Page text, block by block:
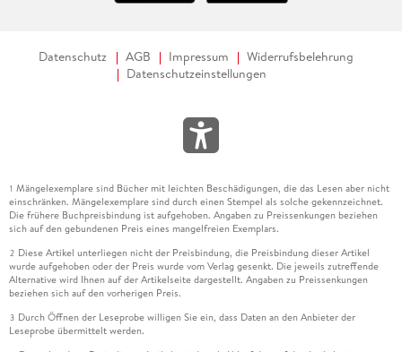
Datenschutz AGB Impressum
Widerrufsbelehrung
Datenschutzeinstellungen
1 Mängelexemplare sind Bücher mit leichten Beschädigungen, die das Lesen aber nicht
einschränken. Mängelexemplare sind durch einen Stempel als solche gekennzeichnet.
Die frühere Buchpreisbindung ist aufgehoben. Angaben zu Preissenkungen beziehen
sich auf den gebundenen Preis eines mangelfreien Exemplars.
2 Diese Artikel unterliegen nicht der Preisbindung, die Preisbindung dieser Artikel
wurde aufgehoben oder der Preis wurde vom Verlag gesenkt. Die jeweils zutreffende
Alternative wird Ihnen auf der Artikelseite dargestellt. Angaben zu Preissenkungen
beziehen sich auf den vorherigen Preis.
3 Durch Öffnen der Leseprobe willigen Sie ein, dass Daten an den Anbieter der
Leseprobe übermittelt werden.